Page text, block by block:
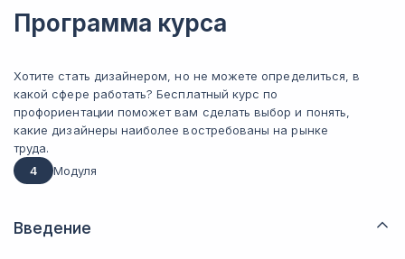
Программа курса
Хотите стать дизайнером, но не можете определиться, в
какой сфере работать? Бесплатный курс по
профориентации поможет вам сделать выбор и понять,
какие дизайнеры наиболее востребованы на рынке
труда.
4
Модуля
Введение